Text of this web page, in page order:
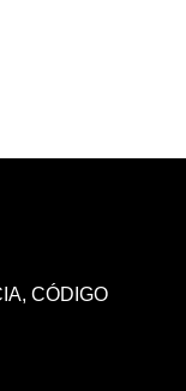
CÓDIGO